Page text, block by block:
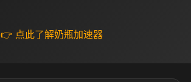
👉 点此了解奶瓶加速器